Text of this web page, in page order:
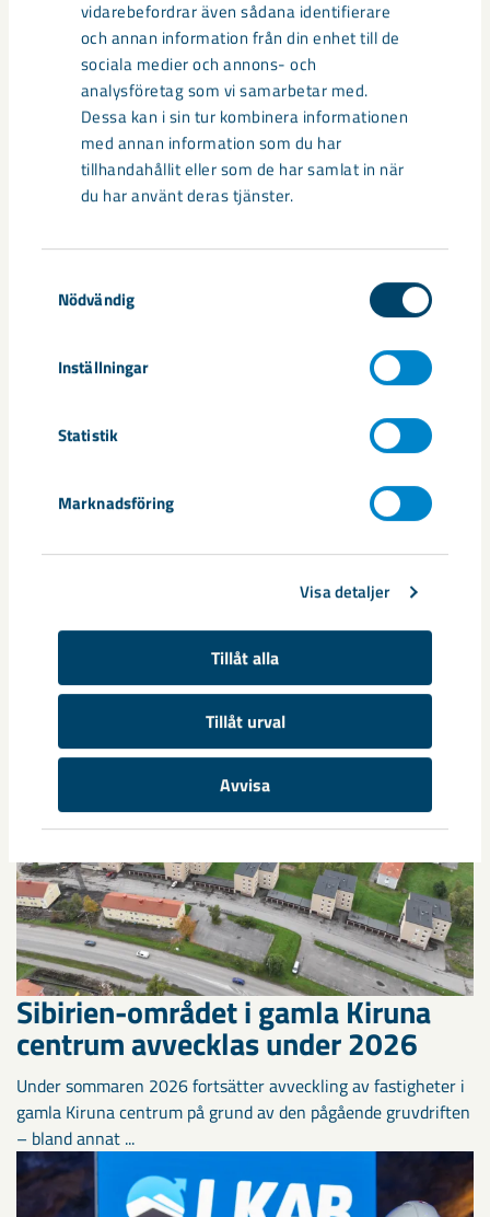
vidarebefordrar även sådana identifierare
och annan information från din enhet till de
sociala medier och annons- och
analysföretag som vi samarbetar med.
Dessa kan i sin tur kombinera informationen
med annan information som du har
tillhandahållit eller som de har samlat in när
du har använt deras tjänster.
Nödvändig
Inställningar
Statistik
Marknadsföring
Visa detaljer
Tillåt alla
Tillåt urval
Avvisa
flygtimmar. Ett motorbyte kostar omkring en halv miljon
kronor, vilket är en stor utgift för en klubb med drygt 20
medlemmar. Sponsringssumman från LKAB blir ett
välkommet bidrag till det kommande motorbytet. – Med en
lokal flygklubb kan personer med flygintresse fortsätta
utvecklas på plats. Vi breddar aktivitetsutbudet i
Gällivareområdet och dessutom gör vi en viktig
samhällsinsats. Kontakta oss gärna om du vill veta mer,
Dela
Gällivare samhällsengagemang Thomas Wettainen
Sibirien-området i gamla Kiruna
centrum avvecklas under 2026
Under sommaren 2026 fortsätter avveckling av fastigheter i
gamla Kiruna centrum på grund av den pågående gruvdriften
– bland annat ...